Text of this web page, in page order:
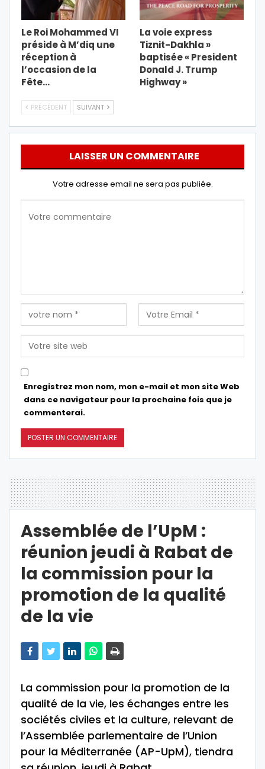
Le Roi Mohammed VI
préside à M’diq une
réception à
l’occasion de la
Fête…
La voie express
Tiznit-Dakhla »
baptisée « President
Donald J. Trump
Highway »
PRÉCÉDENT SUIVANT
LAISSER UN COMMENTAIRE
Votre adresse email ne sera pas publiée.
Enregistrez mon nom, mon e-mail et mon site Web
dans ce navigateur pour la prochaine fois que je
commenterai.
Assemblée de l’UpM :
réunion jeudi à Rabat de
la commission pour la
promotion de la qualité
de la vie
La commission pour la promotion de la
qualité de la vie, les échanges entre les
sociétés civiles et la culture, relevant de
l’Assemblée parlementaire de l’Union
pour la Méditerranée (AP-UpM), tiendra